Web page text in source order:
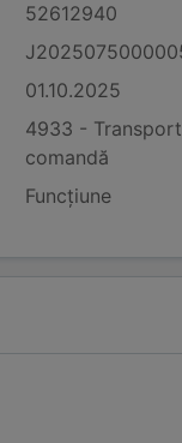
52612940
01.10.2025
4933 -
comandă
Funcțiune